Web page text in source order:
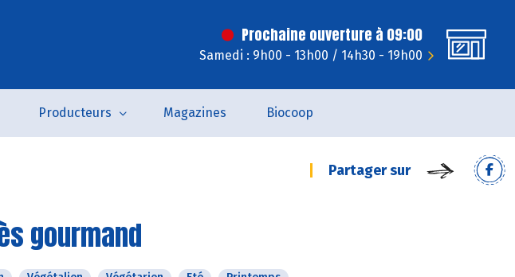
Prochaine ouverture à 09:00
Samedi : 9h00 - 13h00 / 14h30 - 19h00
Producteurs Magazines Biocoop
Partager sur
gourmand